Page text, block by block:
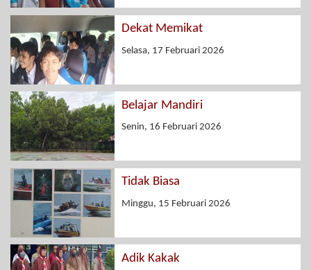
Dekat Memikat
Selasa, 17 Februari 2026
Belajar Mandiri
Senin, 16 Februari 2026
Tidak Biasa
Minggu, 15 Februari 2026
Adik Kakak